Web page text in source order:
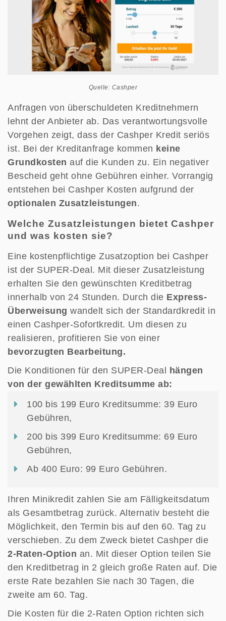
Quelle: Cashper
Anfragen von überschuldeten Kreditnehmern
lehnt der Anbieter ab. Das verantwortungsvolle
Vorgehen zeigt, dass der Cashper Kredit seriös
ist. Bei der Kreditanfrage kommen keine
Grundkosten auf die Kunden zu. Ein negativer
Bescheid geht ohne Gebühren einher. Vorrangig
entstehen bei Cashper Kosten aufgrund der
optionalen Zusatzleistungen.
Welche Zusatzleistungen bietet Cashper
und was kosten sie?
Eine kostenpflichtige Zusatzoption bei Cashper
ist der SUPER-Deal. Mit dieser Zusatzleistung
erhalten Sie den gewünschten Kreditbetrag
innerhalb von 24 Stunden. Durch die Express-
Überweisung wandelt sich der Standardkredit in
einen Cashper-Sofortkredit. Um diesen zu
realisieren, profitieren Sie von einer
bevorzugten Bearbeitung.
Die Konditionen für den SUPER-Deal
hängen
von der gewählten Kreditsumme ab:
100 bis 199 Euro Kreditsumme: 39 Euro
Gebühren,
200 bis 399 Euro Kreditsumme: 69 Euro
Gebühren,
Ab 400 Euro: 99 Euro Gebühren.
Ihren Minikredit zahlen Sie am Fälligkeitsdatum
als Gesamtbetrag zurück. Alternativ besteht die
Möglichkeit, den Termin bis auf den 60. Tag zu
verschieben. Zu dem Zweck bietet Cashper die
2-Raten-Option an. Mit dieser Option teilen Sie
den Kreditbetrag in 2 gleich große Raten auf. Die
erste Rate bezahlen Sie nach 30 Tagen, die
zweite am 60. Tag.
Die Kosten für die 2-Raten Option richten sich